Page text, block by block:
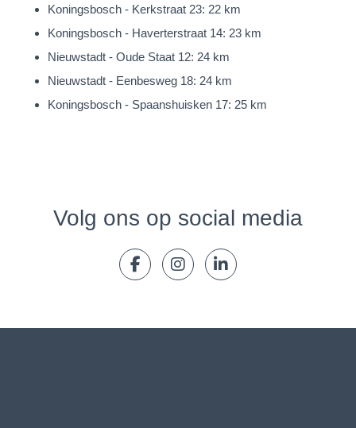
tekeningen kunnen geen rechten worden ontleend.
Koningsbosch - Kerkstraat 23: 22 km
Koningsbosch - Haverterstraat 14: 23 km
Nieuwstadt - Oude Staat 12: 24 km
Nieuwstadt - Eenbesweg 18: 24 km
Koningsbosch - Spaanshuisken 17: 25 km
Volg ons op social media